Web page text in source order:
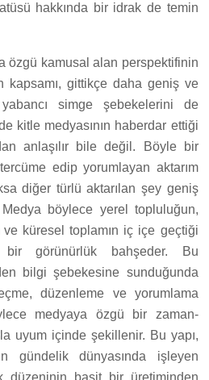
hakkında bir idrak de temin
özgü kamusal alan perspektifinin
kapsamı, gittikçe daha geniş ve
simge şebekelerini de
kitle medyasının haberdar ettiği
anlaşılır bile değil. Böyle bir
edip yorumlayan aktarım
diğer türlü aktarılan şey geniş
Medya böylece yerel topluluğun,
küresel toplamın iç içe geçtiği
görünürlük bahşeder. Bu
bilgi şebekesine sunduğunda
düzenleme ve yorumlama
medyaya özgü bir zaman-
uyum içinde şekillenir. Bu yapı,
gündelik dünyasında işleyen
düzeninin basit bir üretiminden